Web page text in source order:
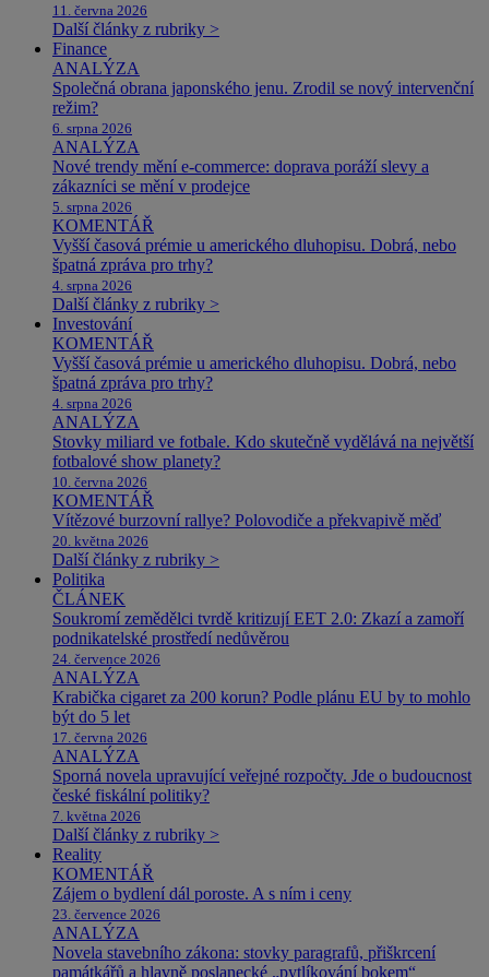
11. června 2026
Další články z rubriky >
Finance
ANALÝZA
Společná obrana japonského jenu. Zrodil se nový intervenční
režim?
6. srpna 2026
ANALÝZA
Nové trendy mění e-commerce: doprava poráží slevy a
zákazníci se mění v prodejce
5. srpna 2026
KOMENTÁŘ
Vyšší časová prémie u amerického dluhopisu. Dobrá, nebo
špatná zpráva pro trhy?
4. srpna 2026
Další články z rubriky >
Investování
KOMENTÁŘ
Vyšší časová prémie u amerického dluhopisu. Dobrá, nebo
špatná zpráva pro trhy?
4. srpna 2026
ANALÝZA
Stovky miliard ve fotbale. Kdo skutečně vydělává na největší
fotbalové show planety?
10. června 2026
KOMENTÁŘ
Vítězové burzovní rallye? Polovodiče a překvapivě měď
20. května 2026
Další články z rubriky >
Politika
ČLÁNEK
Soukromí zemědělci tvrdě kritizují EET 2.0: Zkazí a zamoří
podnikatelské prostředí nedůvěrou
24. července 2026
ANALÝZA
Krabička cigaret za 200 korun? Podle plánu EU by to mohlo
být do 5 let
17. června 2026
ANALÝZA
Sporná novela upravující veřejné rozpočty. Jde o budoucnost
české fiskální politiky?
7. května 2026
Další články z rubriky >
Reality
KOMENTÁŘ
Zájem o bydlení dál poroste. A s ním i ceny
23. července 2026
ANALÝZA
Novela stavebního zákona: stovky paragrafů, přiškrcení
památkářů a hlavně poslanecké „pytlíkování bokem“